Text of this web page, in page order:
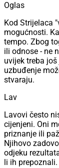
Oglas
Kod Strijelaca
mogućnosti.
tempo. Zbog
ili odnose - ne
uvijek treba
uzbuđenje
stvaraju.
Lav
Lavovi često
cijenjeni. Oni
priznanje ili
Njihovo
odjeku
li ih prepoznali.